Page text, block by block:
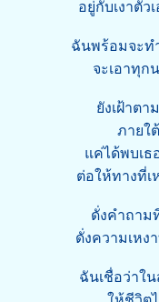
อยู่กับเงาตัว
ฉันพร้อมจะท
จะเอาทุก
ยังเฝ้าตา
ภายใ
แค่ได้พบเ
ต่อให้ทางที่เ
ดั่งคำถาม
ดั่งความเหง
ฉันเชื่อว่าใ